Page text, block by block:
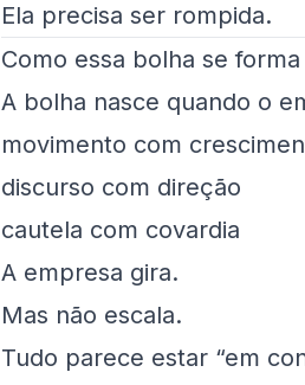
Ela precisa ser rompida.
Como essa bolha se forma
A bolha nasce quando o
movimento com
discurso com direção
cautela com covardia
A empresa gira.
Mas não escala.
Tudo parece estar “em